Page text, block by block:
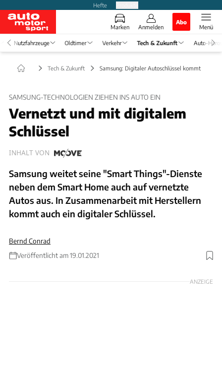
Hefte
Marken Anmelden
Abo
Menü
Nutzfahrzeuge Oldtimer Verkehr Tech & Zukunft Auto-
Tech & Zukunft Samsung: Digitaler Autoschlüssel kommt
SAMSUNG-TECHNOLOGIEN ZIEHEN INS AUTO EIN
Vernetzt und mit digitalem
Schlüssel
INHALT VON
Samsung weitet seine "Smart Things"-Dienste
neben dem Smart Home auch auf vernetzte
Autos aus. In Zusammenarbeit mit Herstellern
kommt auch ein digitaler Schlüssel.
Bernd Conrad
Veröffentlicht am 19.01.2021
Foto: Samsung
ANZEIGE